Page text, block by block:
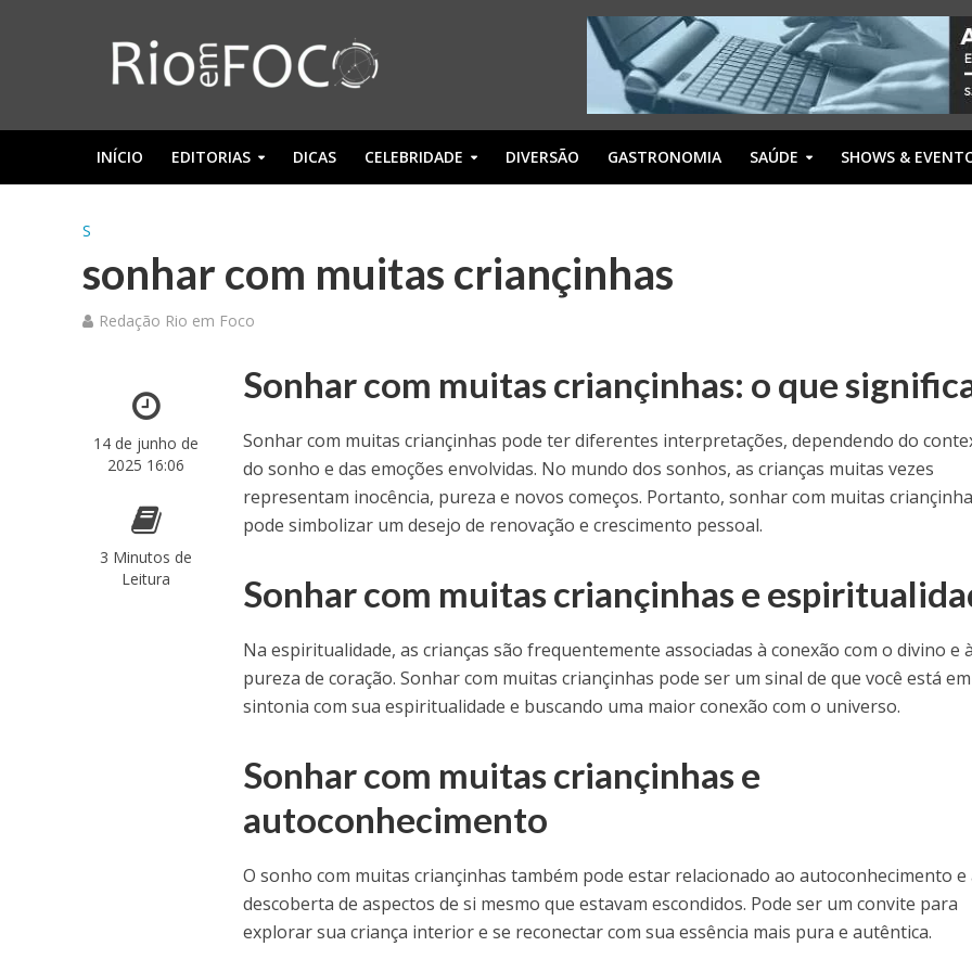
INÍCIO EDITORIAS DICAS CELEBRIDADE DIVERSÃO GASTRONOMIA SAÚDE SHOWS &
S
sonhar com muitas criançinhas
Redação Rio em Foco
14 de junho de
2025 16:06
3 Minutos de
Leitura
Sonhar com muitas criançinhas: o que
Sonhar com muitas criançinhas pode ter diferentes interpretações, dependendo do
do sonho e das emoções envolvidas. No mundo dos sonhos, as crianças muitas vezes
representam inocência, pureza e novos começos. Portanto, sonhar com muitas
pode simbolizar um desejo de renovação e crescimento pessoal.
Sonhar com muitas criançinhas e
Na espiritualidade, as crianças são frequentemente associadas à conexão com o divino e à
pureza de coração. Sonhar com muitas criançinhas pode ser um sinal de que você está em
sintonia com sua espiritualidade e buscando uma maior conexão com o universo.
Sonhar com muitas criançinhas e
autoconhecimento
O sonho com muitas criançinhas também pode estar relacionado ao autoconhecimento e
descoberta de aspectos de si mesmo que estavam escondidos. Pode ser um convite para
explorar sua criança interior e se reconectar com sua essência mais pura e autêntica.